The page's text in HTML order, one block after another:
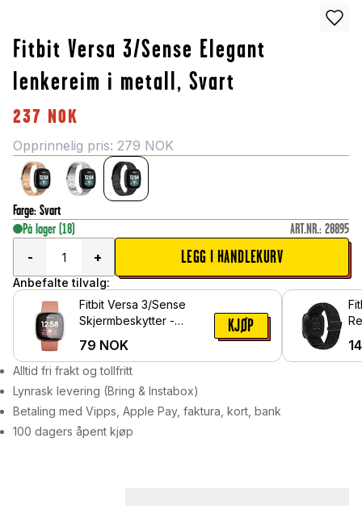
Fitbit Versa 3/Sense Elegant
lenkereim i metall, Svart
237 NOK
Opprinnelig pris: 279 NOK
Farge: Svart
På lager (18) ART.NR.: 28895
-
+ LEGG I HANDLEKURV
Anbefalte tilvalg:
Fitbit Versa 3/Sense
Skjermbeskytter -
79 NOK
KJØP
Alltid fri frakt og tollfritt
Lynrask levering (Bring & Instabox)
Betaling med Vipps, Apple Pay, faktura, kort, bank
100 dagers åpent kjøp